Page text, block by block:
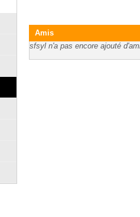
Amis
sfsyl n'a pas encore ajouté